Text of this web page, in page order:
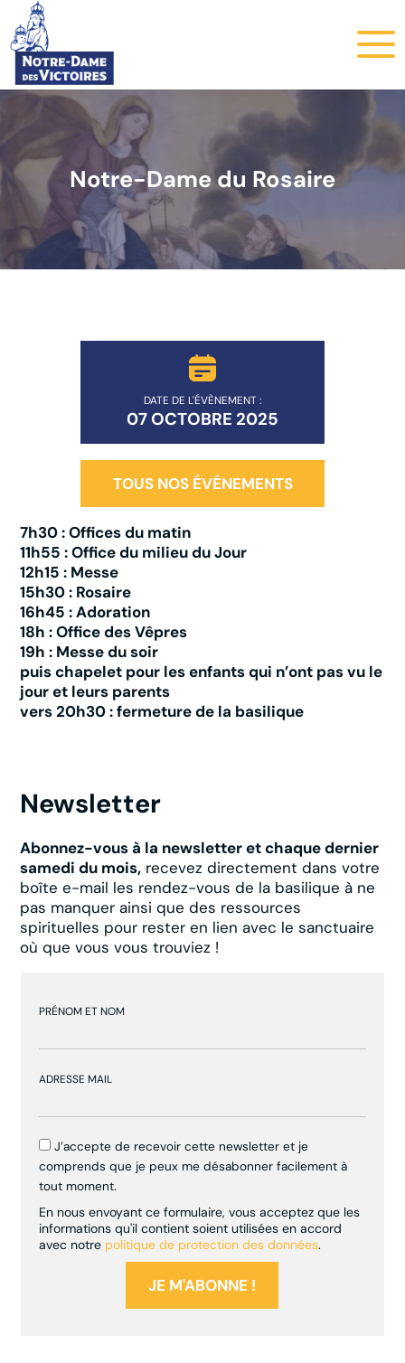
Notre-Dame du Rosaire
DATE DE L'ÉVÈNEMENT :
07 OCTOBRE 2025
TOUS NOS ÉVÉNEMENTS
7h30 : Offices du matin
11h55 : Office du milieu du Jour
12h15 : Messe
15h30 : Rosaire
16h45 : Adoration
18h : Office des Vêpres
19h : Messe du soir
puis chapelet pour les enfants qui n’ont pas vu le
jour et leurs parents
vers 20h30 : fermeture de la basilique
Newsletter
Abonnez-vous à la newsletter et chaque dernier
samedi du mois, recevez directement dans votre
boîte e-mail les rendez-vous de la basilique à ne
pas manquer ainsi que des ressources
spirituelles pour rester en lien avec le sanctuaire
où que vous vous trouviez !
PRÉNOM ET NOM
ADRESSE MAIL
J’accepte de recevoir cette newsletter et je
comprends que je peux me désabonner facilement à
tout moment.
En nous envoyant ce formulaire, vous acceptez que les
informations qu'il contient soient utilisées en accord
avec notre politique de protection des données.